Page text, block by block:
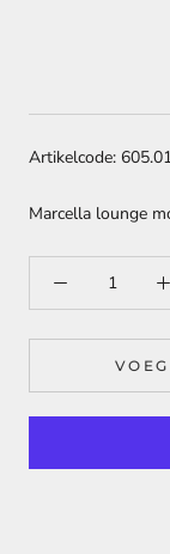
Artikelcode:
Marcella lounge